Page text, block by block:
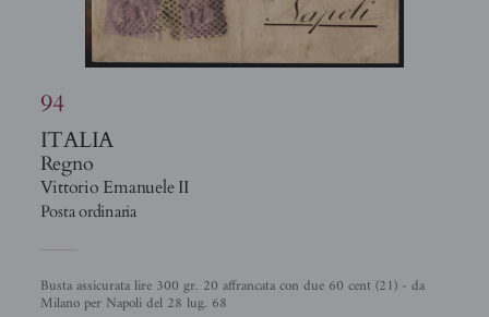
94
ITALIA
Regno
Vittorio Emanuele II
Posta ordinaria
Busta assicurata lire 300 gr. 20 affrancata con due 60 cent (21) - da
Milano per Napoli del 28 lug. 68